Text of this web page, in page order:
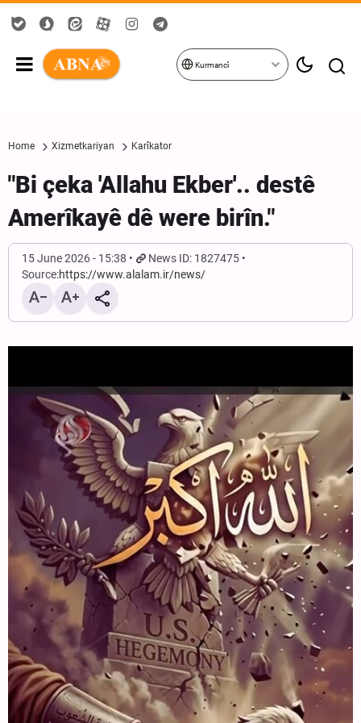
Kurmancî
Home Xizmetkariyan Karîkator
"Bi çeka 'Allahu Ekber'.. destê
Amerîkayê dê were birîn."
15 June 2026 - 15:38
News ID: 1827475
Source:https://www.alalam.ir/news/